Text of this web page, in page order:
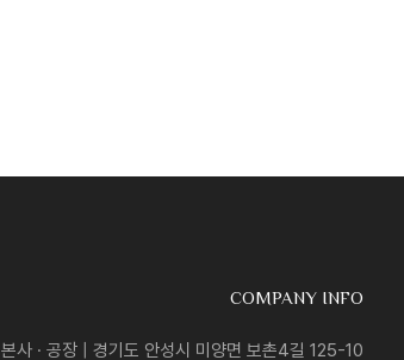
COMPANY INFO
본사 · 공장 | 경기도 안성시 미양면 보촌4길 125-10